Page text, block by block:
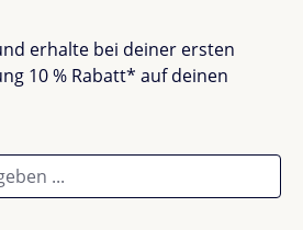
gefunden. Teile deine
anderen.
erhalte bei deiner ersten
10 % Rabatt* auf deinen